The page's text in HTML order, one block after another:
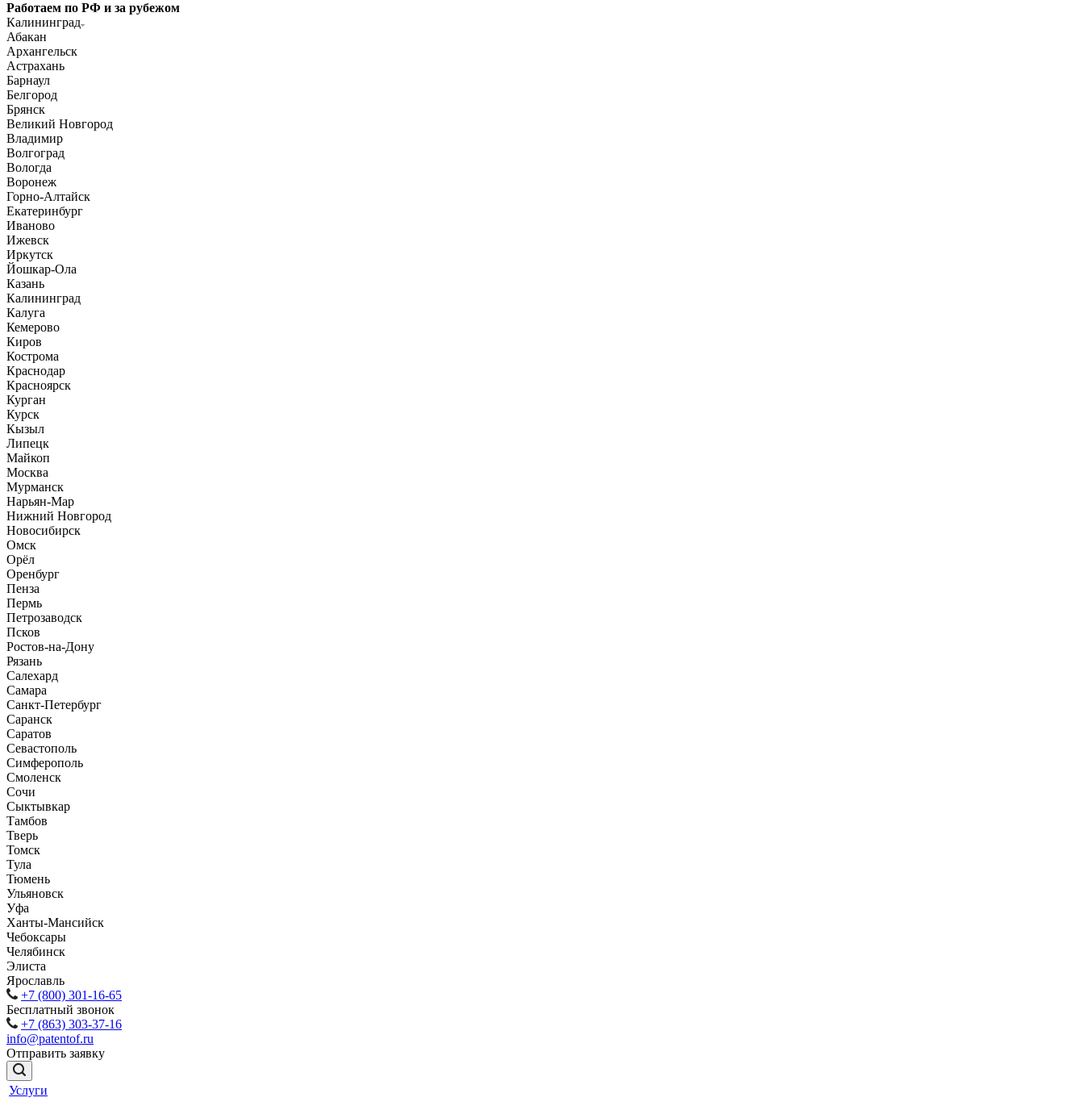
Работаем по РФ и за рубежом
Калининград
Абакан
Архангельск
Астрахань
Барнаул
Белгород
Брянск
Великий Новгород
Владимир
Волгоград
Вологда
Воронеж
Горно-Алтайск
Екатеринбург
Иваново
Ижевск
Иркутск
Йошкар-Ола
Казань
Калининград
Калуга
Кемерово
Киров
Кострома
Краснодар
Красноярск
Курган
Курск
Кызыл
Липецк
Майкоп
Москва
Мурманск
Нарьян-Мар
Нижний Новгород
Новосибирск
Омск
Орёл
Оренбург
Пенза
Пермь
Петрозаводск
Псков
Ростов-на-Дону
Рязань
Салехард
Самара
Санкт-Петербург
Саранск
Саратов
Севастополь
Симферополь
Смоленск
Сочи
Сыктывкар
Тамбов
Тверь
Томск
Тула
Тюмень
Ульяновск
Уфа
Ханты-Мансийск
Чебоксары
Челябинск
Элиста
Ярославль
+7 (800) 301-16-65
Бесплатный звонок
+7 (863) 303-37-16
info@patentof.ru
Отправить заявку
Услуги